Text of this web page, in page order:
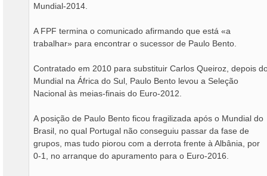
Mundial-2014.
A FPF termina o comunicado afirmando que está «a
trabalhar» para encontrar o sucessor de Paulo Bento.
Contratado em 2010 para substituir Carlos Queiroz, depois
Mundial na África do Sul, Paulo Bento levou a Seleção
Nacional às meias-finais do Euro-2012.
A posição de Paulo Bento ficou fragilizada após o Mundial do
Brasil, no qual Portugal não conseguiu passar da fase de
grupos, mas tudo piorou com a derrota frente à Albânia, por
0-1, no arranque do apuramento para o Euro-2016.